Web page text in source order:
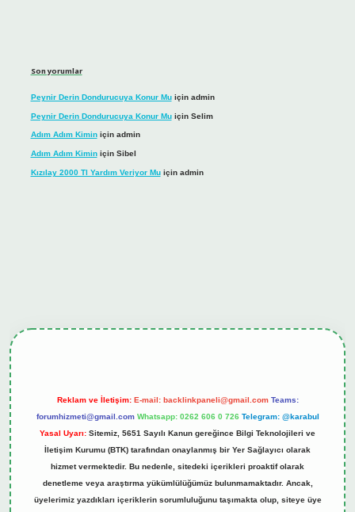
Son yorumlar
Peynir Derin Dondurucuya Konur Muiçin admin
Peynir Derin Dondurucuya Konur Muiçin Selim
Adım Adım Kiminiçin admin
Adım Adım Kiminiçin Sibel
Kızılay 2000 Tl Yardım Veriyor Muiçin admin
Reklam ve İletişim: E-mail: backlinkpaneli@gmail.com Teams:
forumhizmeti@gmail.com Whatsapp: 0262 606 0 726 Telegram: @karabul
Yasal Uyarı: Sitemiz, 5651 Sayılı Kanun gereğince Bilgi Teknolojileri ve
İletişim Kurumu (BTK) tarafından onaylanmış bir Yer Sağlayıcı olarak
hizmet vermektedir. Bu nedenle, sitedeki içerikleri proaktif olarak
denetleme veya araştırma yükümlülüğümüz bulunmamaktadır. Ancak,
üyelerimiz yazdıkları içeriklerin sorumluluğunu taşımakta olup, siteye üye